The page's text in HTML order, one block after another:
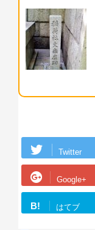
Twitter
Google+
B! はてブ